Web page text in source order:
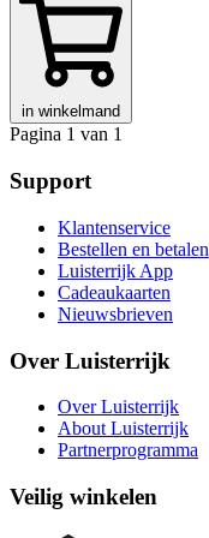
in winkelmand
Pagina 1 van 1
Support
Klantenservice
Bestellen en betalen
Luisterrijk App
Cadeaukaarten
Nieuwsbrieven
Over Luisterrijk
Over Luisterrijk
About Luisterrijk
Partnerprogramma
Veilig winkelen